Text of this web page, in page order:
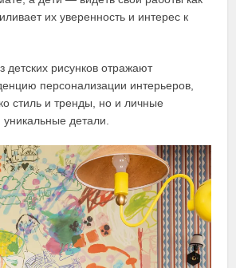
их уверенность и интерес к
детских рисунков отражают
персонализации интерьеров,
стиль и тренды, но и личные
детали.